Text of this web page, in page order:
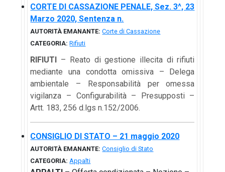
CORTE DI CASSAZIONE PENALE, Sez. 3^, 23
Marzo 2020, Sentenza n.
AUTORITÀ EMANANTE: Corte di Cassazione
CATEGORIA: Rifiuti
RIFIUTI
– Reato di gestione illecita di rifiuti
mediante una condotta omissiva – Delega
ambientale – Responsabilità per omessa
vigilanza – Configurabilità – Presupposti –
Artt. 183, 256 d.lgs n.152/2006.
CONSIGLIO DI STATO – 21 maggio 2020
AUTORITÀ EMANANTE: Consiglio di Stato
CATEGORIA: Appalti